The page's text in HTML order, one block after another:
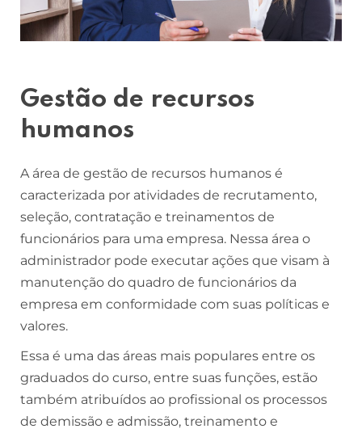
Gestão de recursos
humanos
A área de gestão de recursos humanos é
caracterizada por atividades de recrutamento,
seleção, contratação e treinamentos de
funcionários para uma empresa. Nessa área o
administrador pode executar ações que visam à
manutenção do quadro de funcionários da
empresa em conformidade com suas políticas e
valores.
Essa é uma das áreas mais populares entre os
graduados do curso, entre suas funções, estão
também atribuídos ao profissional os processos
de demissão e admissão, treinamento e